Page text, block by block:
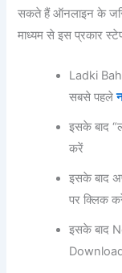
सकते हैं ऑनलाइन के
माध्यम से इस प्रकार
Ladki
सबसे पहले
इसके बाद
करें
इसके बाद
पर क्लिक
इसके बाद